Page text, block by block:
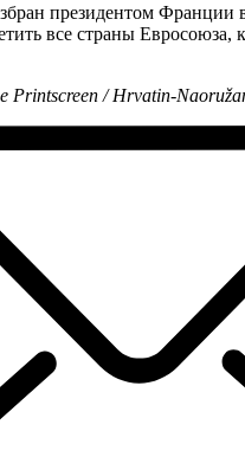
президентом Франции
все страны Евросоюза,
Printscreen / Hrvatin-